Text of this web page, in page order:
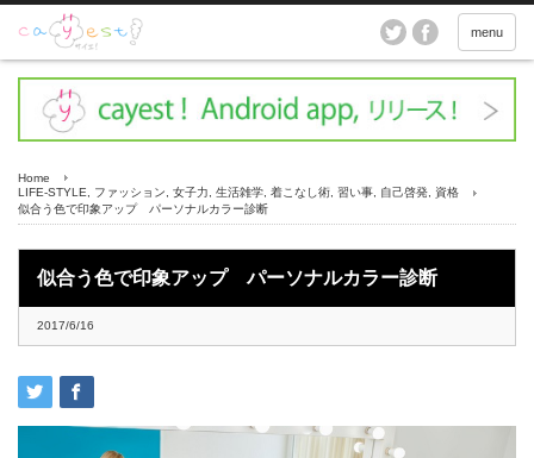
menu
Home
LIFE-STYLE
ファッション 女子力 生活雑学 着こなし術 習い事 自己啓発
資格
似合う色で印象アップ パーソナルカラー診断
似合う色で印象アップ パーソナルカラー診断
2017/6/16